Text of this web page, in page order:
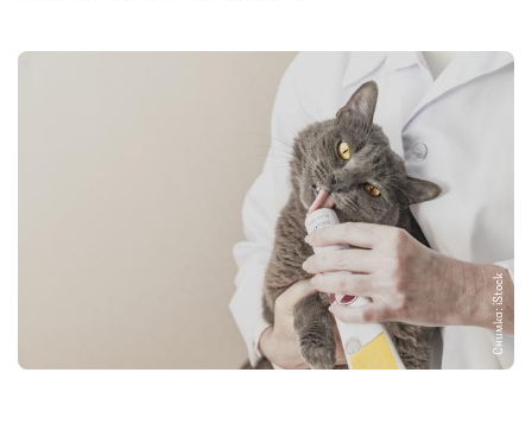
Снимка: iStock